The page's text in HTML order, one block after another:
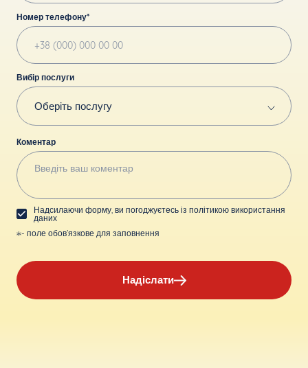
Номер телефону*
Вибір послуги
Коментар
Надсилаючи форму, ви погоджуєтесь із політикою використання
даних
- поле обов’язкове для заповнення
Надіслати